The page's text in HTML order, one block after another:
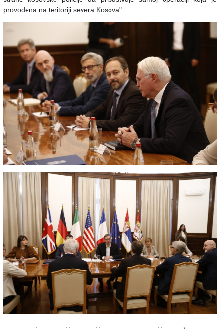
provođena na teritoriji severa Kosova".